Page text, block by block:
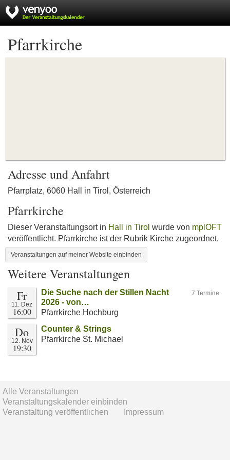
Pfarrkirche
Adresse und Anfahrt
Pfarrplatz, 6060 Hall in Tirol, Österreich
Pfarrkirche
Dieser Veranstaltungsort in Hall in Tirol wurde von mplOFT
veröffentlicht. Pfarrkirche ist der Rubrik Kirche zugeordnet.
Veranstaltungen auf meiner Website einbinden
Weitere Veranstaltungen
Fr
11. Dez
16:00
7 Termine
Die Suche nach der Stillen Nacht
2026 - von…
Pfarrkirche Hochburg
Do
12. Nov
19:30
Counter & Strings
Pfarrkirche St. Michael
Alle Veranstaltungen
Veranstaltungskalender einbinden
Veranstaltung veröffentlichen
Impressum